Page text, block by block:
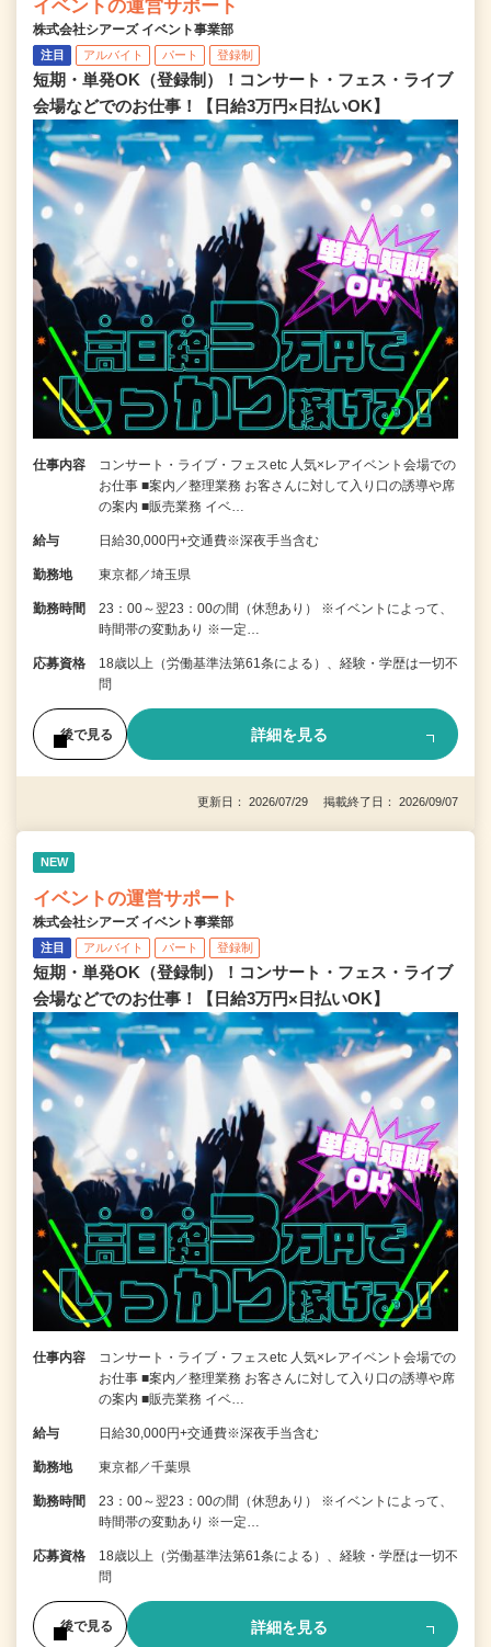
イベントの運営サポート
株式会社シアーズ イベント事業部
注目 アルバイト パート 登録制
短期・単発OK（登録制）！コンサート・フェス・ライブ
会場などでのお仕事！【日給3万円×日払いOK】
仕事内容
コンサート・ライブ・フェスetc 人気×レアイベント会場での
お仕事 ■案内／整理業務 お客さんに対して入り口の誘導や席
の案内 ■販売業務 イベ…
給与 日給30,000円+交通費※深夜手当含む
勤務地 東京都／埼玉県
勤務時間
23：00～翌23：00の間（休憩あり） ※イベントによって、
時間帯の変動あり ※一定…
応募資格
18歳以上（労働基準法第61条による）、経験・学歴は一切不
問
後で見る 詳細を見る
更新日： 2026/07/29 掲載終了日： 2026/09/07
NEW
イベントの運営サポート
株式会社シアーズ イベント事業部
注目 アルバイト パート 登録制
短期・単発OK（登録制）！コンサート・フェス・ライブ
会場などでのお仕事！【日給3万円×日払いOK】
仕事内容
コンサート・ライブ・フェスetc 人気×レアイベント会場での
お仕事 ■案内／整理業務 お客さんに対して入り口の誘導や席
の案内 ■販売業務 イベ…
給与 日給30,000円+交通費※深夜手当含む
勤務地 東京都／千葉県
勤務時間
23：00～翌23：00の間（休憩あり） ※イベントによって、
時間帯の変動あり ※一定…
応募資格
18歳以上（労働基準法第61条による）、経験・学歴は一切不
問
後で見る 詳細を見る